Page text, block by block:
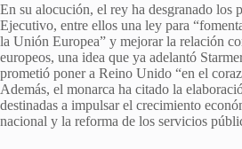
En su alocución, el rey ha desgranado los
Ejecutivo, entre ellos una ley para
la Unión Europea” y mejorar la relación
europeos, una idea que ya adelantó
prometió poner a Reino Unido “en el
Además, el monarca ha citado la
destinadas a impulsar el crecimiento
nacional y la reforma de los servicios